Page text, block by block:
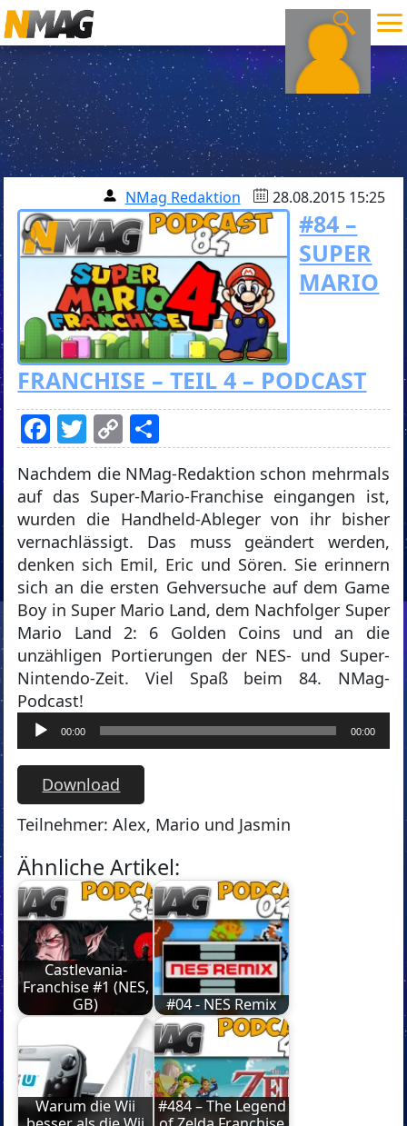
NMag Redaktion 28.08.2015 15:25
#84 –
SUPER
MARIO
FRANCHISE – TEIL 4 – PODCAST
Facebook
Twitter
Copy
Link
Nachdem die NMag-Redaktion schon mehrmals
auf das Super-Mario-Franchise eingangen ist,
wurden die Handheld-Ableger von ihr bisher
vernachlässigt. Das muss geändert werden,
denken sich Emil, Eric und Sören. Sie erinnern
sich an die ersten Gehversuche auf dem Game
Boy in Super Mario Land, dem Nachfolger Super
Mario Land 2: 6 Golden Coins und an die
unzähligen Portierungen der NES- und Super-
Nintendo-Zeit. Viel Spaß beim 84. NMag-
Podcast!
Audio-
Player
00:00 00:00
Download
Teilnehmer: Alex, Mario und Jasmin
Ähnliche Artikel:
Castlevania-
Franchise #1 (NES,
GB)
#04 - NES Remix
Warum die Wii
#484 – The Legend